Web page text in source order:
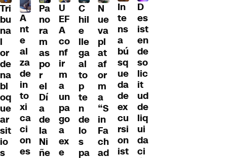
Tri
bu
na
l
or
de
na
bl
oq
ue
ar
sit
io
s
A
nt
e
al
za
de
in
to
xi
ca
ci
on
es
Pa
no
ra
m
as
po
r
el
Dí
a
de
la
Ni
ñe
U
EF
A
co
nf
ir
m
a
un
pa
go
a
ex
e
C
hil
e
lle
ga
al
to
p
te
n
de
lo
s
pa
N
ue
va
pl
at
af
or
m
a
“S
in
Fa
ch
ad
In
te
ns
a
bú
sq
ue
da
de
ex
cu
rsi
on
ist
D
es
ist
en
de
so
lic
it
ud
de
liq
ui
da
ci